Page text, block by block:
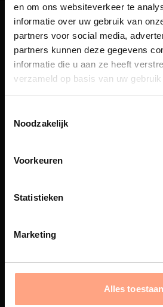
en om ons websiteverkeer te
informatie over uw gebruik van
partners voor social media,
partners kunnen deze gegevens
informatie die u aan ze heeft
verzameld op basis van uw
Noodzakelijk
Voorkeuren
Statistieken
Marketing
Alles toestaan
Maatwerk
vakmanschap en design
Spuiterij
eigen spuiterij afgewerkt